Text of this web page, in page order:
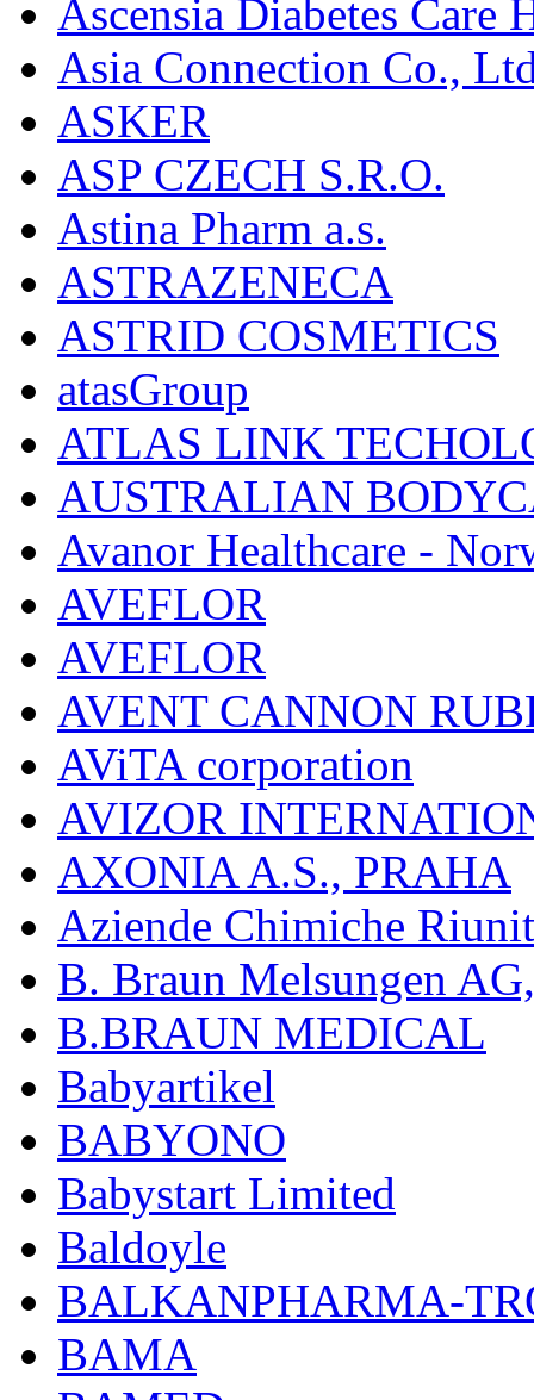
Ascensia Diabetes Care
Asia Connection Co.,
ASKER
ASP CZECH S.R.O.
Astina Pharm a.s.
ASTRAZENECA
ASTRID COSMETICS
atasGroup
ATLAS LINK
AUSTRALIAN
Avanor Healthcare -
AVEFLOR
AVEFLOR
AVENT CANNON
AViTA corporation
AVIZOR
AXONIA A.S., PRAHA
Aziende Chimiche
B. Braun Melsungen
B.BRAUN MEDICAL
Babyartikel
BABYONO
Babystart Limited
Baldoyle
BALKANPHARMA-
BAMA